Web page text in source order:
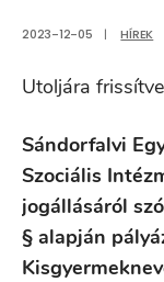
2023-12-05 | HÍREK
Utoljára
Sándorfalvi
Szociális
jogállásáról
§ alapján